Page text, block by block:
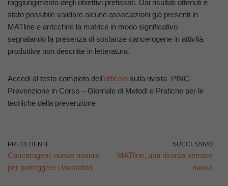
raggiungimento degli obiettivi prefissati. Dai risultati ottenuti è
stato possibile validare alcune associazioni già presenti in
MATline e arricchire la matrice in modo significativo
segnalando la presenza di sostanze cancerogene in attività
produttive non descritte in letteratura.
Accedi al testo completo dell’articolo sulla rivista PINC-
Prevenzione in Corso – Giornale di Metodi e Pratiche per le
tecniche della prevenzione
PRECEDENTE
Cancerogeni: nuove misure
per proteggere i lavoratori
SUCCESSIVO
MATline, una risorsa sempre
nuova